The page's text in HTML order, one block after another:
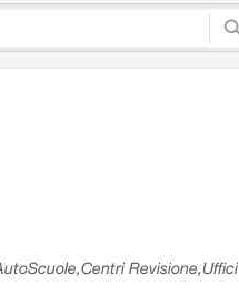
Revisione,Uffici